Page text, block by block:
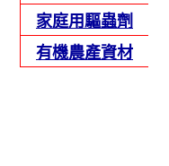
家庭用驅蟲劑
有機農產資材